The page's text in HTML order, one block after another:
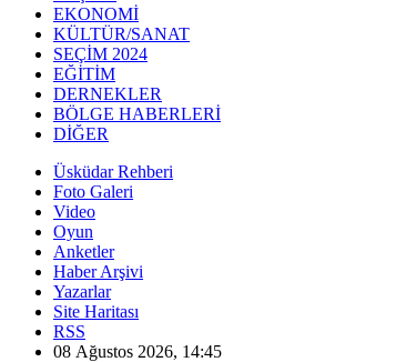
EKONOMİ
KÜLTÜR/SANAT
SEÇİM 2024
EĞİTİM
DERNEKLER
BÖLGE HABERLERİ
DİĞER
Üsküdar Rehberi
Foto Galeri
Video
Oyun
Anketler
Haber Arşivi
Yazarlar
Site Haritası
RSS
08 Ağustos 2026, 14:45